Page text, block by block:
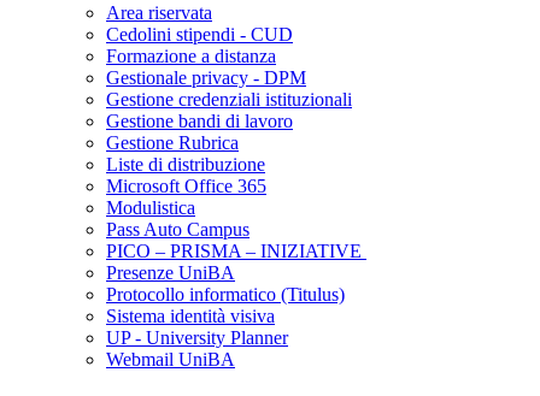
Area riservata
Cedolini stipendi - CUD
Formazione a distanza
Gestionale privacy - DPM
Gestione credenziali istituzionali
Gestione bandi di lavoro
Gestione Rubrica
Liste di distribuzione
Microsoft Office 365
Modulistica
Pass Auto Campus
PICO – PRISMA – INIZIATIVE
Presenze UniBA
Protocollo informatico (Titulus)
Sistema identità visiva
UP - University Planner
Webmail UniBA